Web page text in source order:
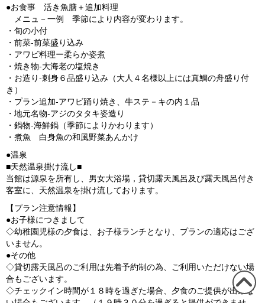
●お食事 活き魚膳＋追加料理
メニュ－一例 季節により内容が変わります。
・旬の小付
・前菜‐前菜盛り込み
・アワビ料理ー柔らか姿煮
・焼き物‐大海老の塩焼き
・お造り‐刺身６品盛り込み（大人４名様以上には真鯛の舟盛り付
き）
・プラン追加‐アワビ踊り焼き、牛ステ－キの内１品
・地元名物‐アジのタタキ姿造り
・鍋物-海鮮鍋（季節によりかわります）
・煮魚 白身魚の和風野菜あんかけ
●温泉
■天然温泉掛け流し■
当館は源泉を所有し、男女大浴場，貸切露天風呂及び露天風呂付き
客室に、天然温泉を掛け流しております。
【プラン注意情報】
●お子様につきまして
◇幼稚園児様の夕食は、お子様ランチとなり、プランの適応はござ
いません。
●その他
◇貸切露天風呂のご利用は先着予約制の為、ご利用いただけない場
合もございます。
◇チェックイン時間が１８時を過ぎた場合、夕食のご提供が出来な
この